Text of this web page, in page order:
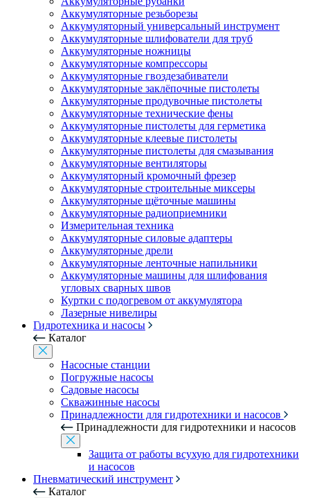
Аккумуляторные резьборезы
Аккумуляторный универсальный инструмент
Аккумуляторные шлифователи для труб
Аккумуляторные ножницы
Аккумуляторные компрессоры
Аккумуляторные гвоздезабиватели
Аккумуляторные заклёпочные пистолеты
Аккумуляторные продувочные пистолеты
Аккумуляторные технические фены
Аккумуляторные пистолеты для герметика
Аккумуляторные клеевые пистолеты
Аккумуляторные пистолеты для смазывания
Аккумуляторные вентиляторы
Аккумуляторный кромочный фрезер
Аккумуляторные строительные миксеры
Аккумуляторные щёточные машины
Аккумуляторные радиоприемники
Измерительная техника
Аккумуляторные силовые адаптеры
Аккумуляторные дрели
Аккумуляторные ленточные напильники
Аккумуляторные машины для шлифования
угловых сварных швов
Куртки с подогревом от аккумулятора
Лазерные нивелиры
Гидротехника и насосы
Каталог
Насосные станции
Погружные насосы
Садовые насосы
Скважинные насосы
Принадлежности для гидротехники и насосов
Принадлежности для гидротехники и насосов
Защита от работы всухую для гидротехники
и насосов
Пневматический инструмент
Каталог